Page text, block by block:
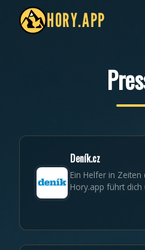
HORY.APP
Deník.cz
Ein Helfer in Zeiten
Hory.app führt dich